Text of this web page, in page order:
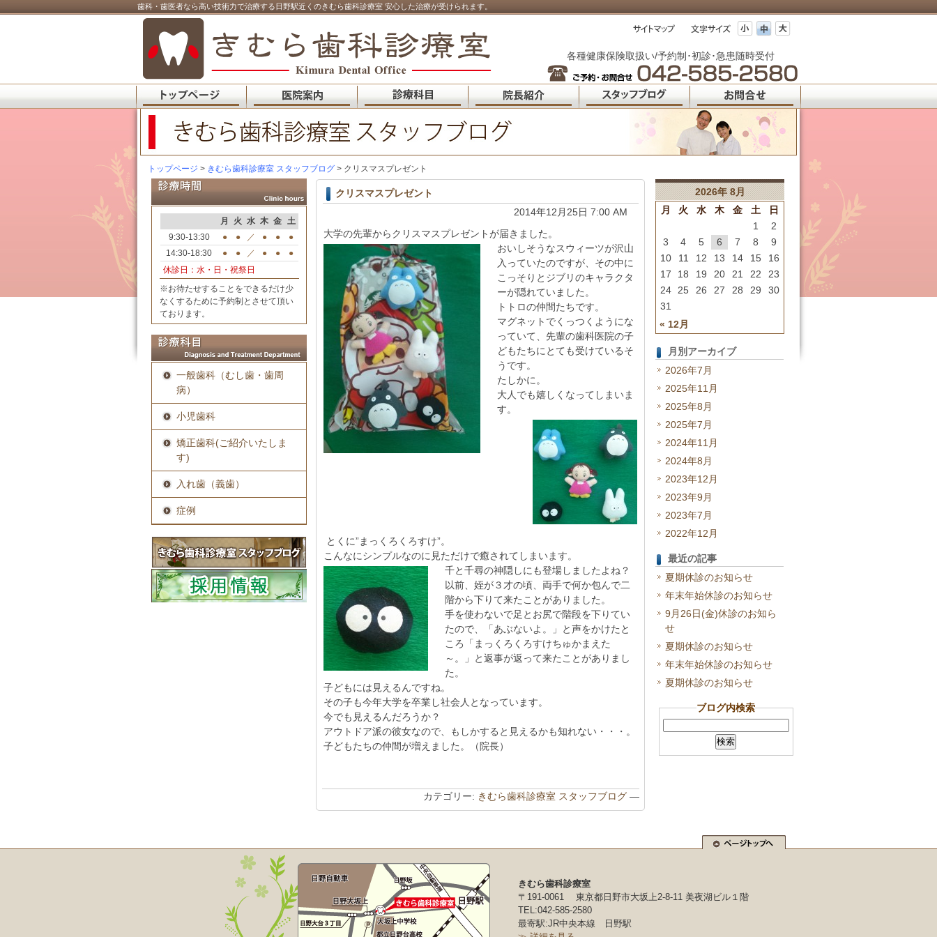
歯科・歯医者なら高い技術力で治療する日野駅近くのきむら歯科診療室 安心した治療が受けられます。
各種健康保険取扱い/予約制･初診･急患随時受付
トップページ > きむら歯科診療室 スタッフブログ > クリスマスプレゼント
月 火 水 木 金 土
9:30-13:30
● ● ／ ● ●
●
14:30-18:30
● ● ／ ● ●
●
休診日：水・日・祝祭日
※お待たせすることをできるだけ少
なくするために予約制とさせて頂い
ております。
一般歯科（むし歯・歯周
病）
小児歯科
矯正歯科(ご紹介いたしま
す)
入れ歯（義歯）
症例
クリスマスプレゼント
2014年12月25日 7:00 AM
大学の先輩からクリスマスプレゼントが届きました。
おいしそうなスウィーツが沢山
入っていたのですが、その中に
こっそりとジブリのキャラクタ
ーが隠れていました。
トトロの仲間たちです。
マグネットでくっつくようにな
っていて、先輩の歯科医院の子
どもたちにとても受けているそ
うです。
たしかに。
大人でも嬉しくなってしまいま
す。
とくに”まっくろくろすけ”。
こんなにシンプルなのに見ただけで癒されてしまいます。
千と千尋の神隠しにも登場しましたよね？
以前、姪が３才の頃、両手で何か包んで二
階から下りて来たことがありました。
手を使わないで足とお尻で階段を下りてい
たので、「あぶないよ。」と声をかけたと
ころ「まっくろくろすけちゅかまえた
～。」と返事が返って来たことがありまし
た。
子どもには見えるんですね。
その子も今年大学を卒業し社会人となっています。
今でも見えるんだろうか？
アウトドア派の彼女なので、もしかすると見えるかも知れない・・・。
子どもたちの仲間が増えました。（院長）
カテゴリー: きむら歯科診療室 スタッフブログ—
2026年 8月
月
火 水 木 金 土 日
« 12月
1
2
3
4 5 6 7 8
9
10
11 12 13 14 15
16
17
18 19 20 21 22
23
24
25 26 27 28 29
30
31
月別アーカイブ
2026年7月
2025年11月
2025年8月
2025年7月
2024年11月
2024年8月
2023年12月
2023年9月
2023年7月
2022年12月
最近の記事
夏期休診のお知らせ
年末年始休診のお知らせ
9月26日(金)休診のお知ら
せ
夏期休診のお知らせ
年末年始休診のお知らせ
夏期休診のお知らせ
ブログ内検索
きむら歯科診療室
〒191-0061 東京都日野市大坂上2-8-11 美夜湖ビル１階
TEL:042-585-2580
最寄駅:JR中央本線 日野駅